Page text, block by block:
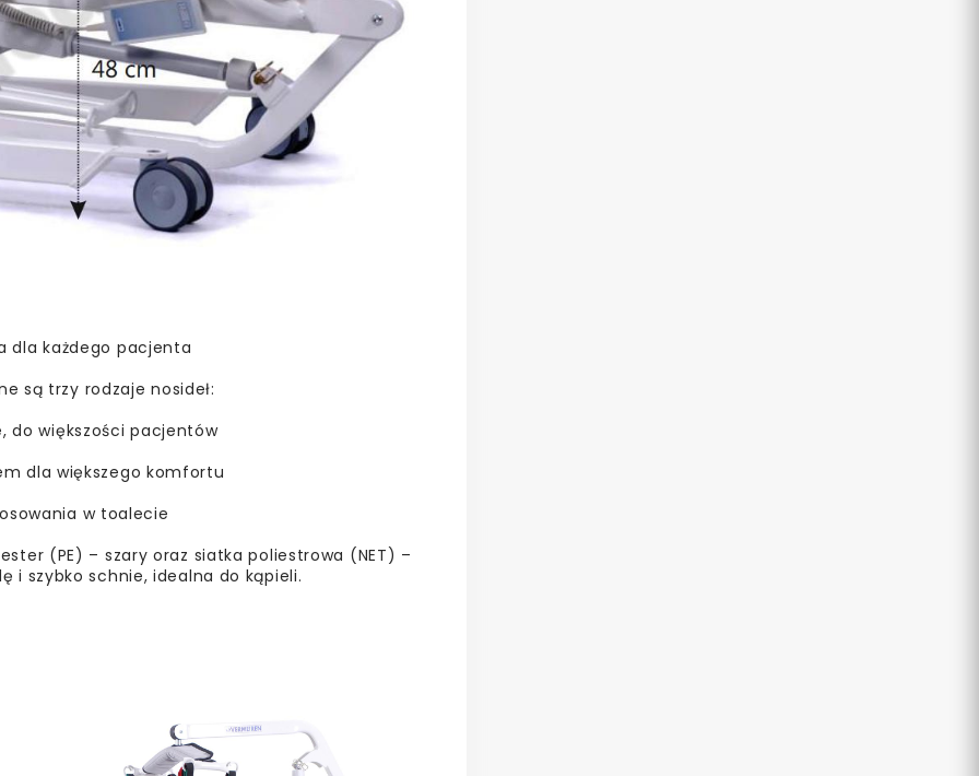
dla każdego pacjenta
są trzy rodzaje nosideł:
do większości pacjentów
dla większego komfortu
w toalecie
(PE) – szary oraz siatka poliestrowa (NET) –
i szybko schnie, idealna do kąpieli.